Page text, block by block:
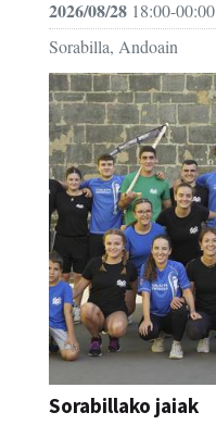
2026/08/28 18:00-00:00
Sorabilla, Andoain
Sorabillako jaiak